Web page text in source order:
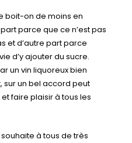
boit-on de moins en
parce que ce n’est pas
et d’autre part parce
d’y ajouter du sucre.
un vin liquoreux bien
sur un bel accord peut
faire plaisir à tous les
à tous de très